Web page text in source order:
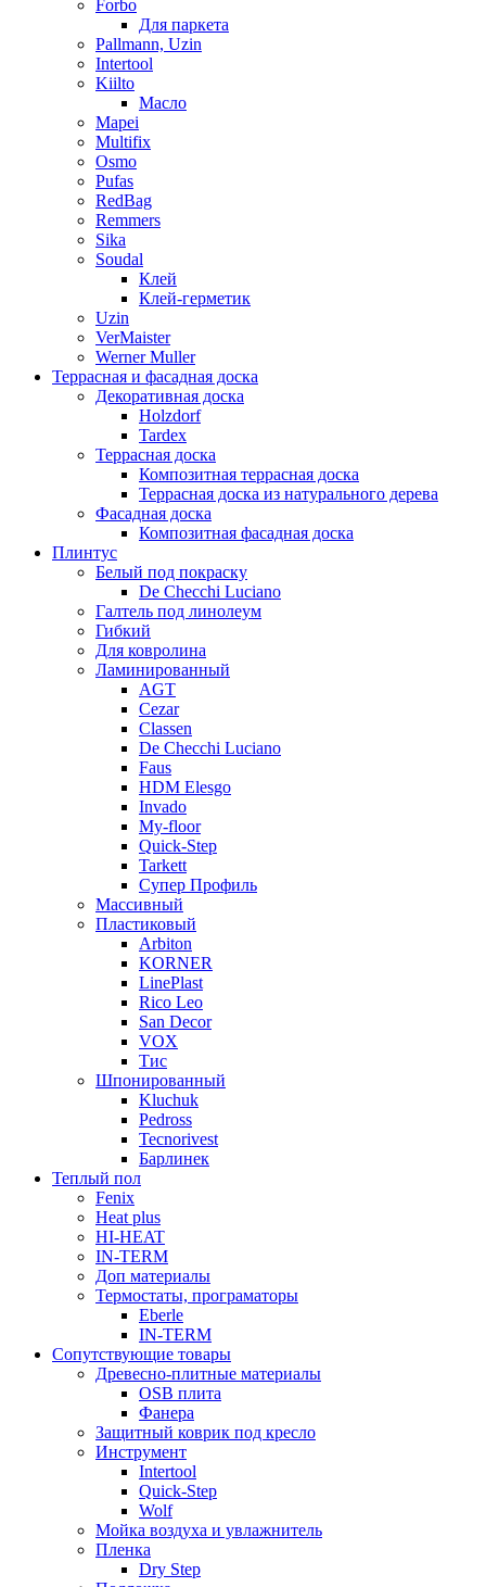
Forbo
Для паркета
Pallmann, Uzin
Intertool
Kiilto
Масло
Mapei
Multifix
Osmo
Pufas
RedBag
Remmers
Sika
Soudal
Клей
Клей-герметик
Uzin
VerMaister
Werner Muller
Террасная и фасадная доска
Декоративная доска
Holzdorf
Tardex
Террасная доска
Композитная террасная доска
Террасная доска из натурального дерева
Фасадная доска
Композитная фасадная доска
Плинтус
Белый под покраску
De Checchi Luciano
Галтель под линолеум
Гибкий
Для ковролина
Ламинированный
AGT
Cezar
Classen
De Checchi Luciano
Faus
HDM Elesgo
Invado
My-floor
Quick-Step
Tarkett
Супер Профиль
Массивный
Пластиковый
Arbiton
KORNER
LinePlast
Rico Leo
San Decor
VOX
Тис
Шпонированный
Kluchuk
Pedross
Tecnorivest
Барлинек
Теплый пол
Fenix
Heat plus
HI-HEAT
IN-TERM
Доп материалы
Термостаты, програматоры
Eberle
IN-TERM
Сопутствующие товары
Древесно-плитные материалы
OSB плита
Фанера
Защитный коврик под кресло
Инструмент
Intertool
Quick-Step
Wolf
Мойка воздуха и увлажнитель
Пленка
Dry Step